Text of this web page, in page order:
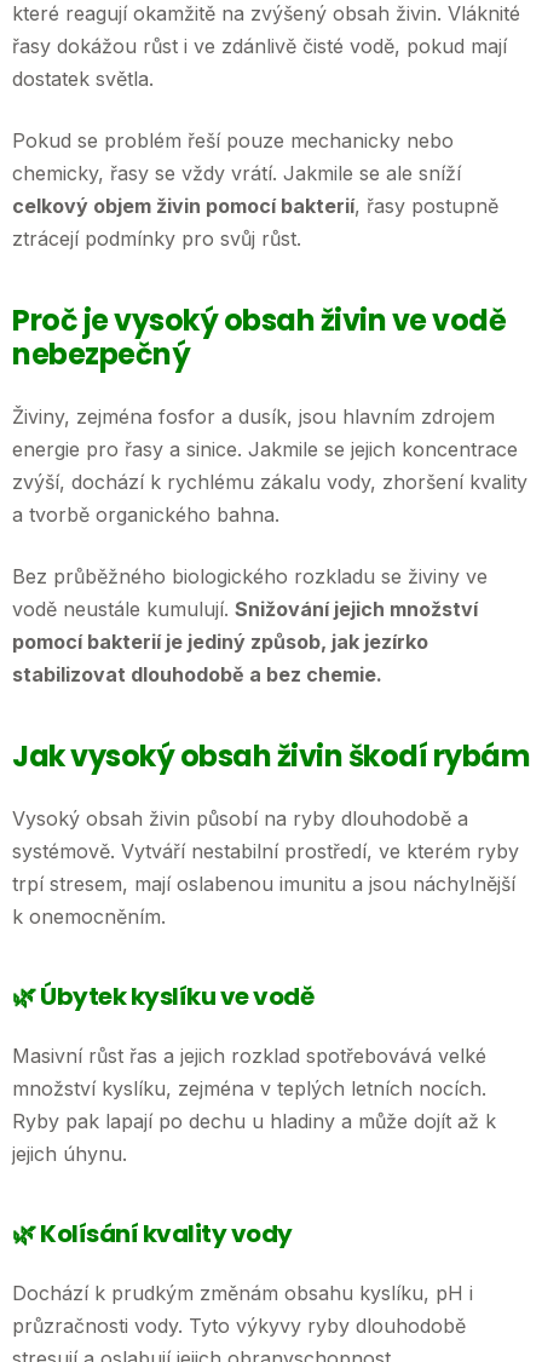
které reagují okamžitě na zvýšený obsah živin. Vláknité
řasy dokážou růst i ve zdánlivě čisté vodě, pokud mají
dostatek světla.
Pokud se problém řeší pouze mechanicky nebo
chemicky, řasy se vždy vrátí. Jakmile se ale sníží
celkový objem živin pomocí bakterií, řasy postupně
ztrácejí podmínky pro svůj růst.
Proč je vysoký obsah živin ve vodě
nebezpečný
Živiny, zejména fosfor a dusík, jsou hlavním zdrojem
energie pro řasy a sinice. Jakmile se jejich koncentrace
zvýší, dochází k rychlému zákalu vody, zhoršení kvality
a tvorbě organického bahna.
Bez průběžného biologického rozkladu se živiny ve
vodě neustále kumulují. Snižování jejich množství
pomocí bakterií je jediný způsob, jak jezírko
stabilizovat dlouhodobě a bez chemie.
Jak vysoký obsah živin škodí rybám
Vysoký obsah živin působí na ryby dlouhodobě a
systémově. Vytváří nestabilní prostředí, ve kterém ryby
trpí stresem, mají oslabenou imunitu a jsou náchylnější
k onemocněním.
🌿 Úbytek kyslíku ve vodě
Masivní růst řas a jejich rozklad spotřebovává velké
množství kyslíku, zejména v teplých letních nocích.
Ryby pak lapají po dechu u hladiny a může dojít až k
jejich úhynu.
🌿 Kolísání kvality vody
Dochází k prudkým změnám obsahu kyslíku, pH i
průzračnosti vody. Tyto výkyvy ryby dlouhodobě